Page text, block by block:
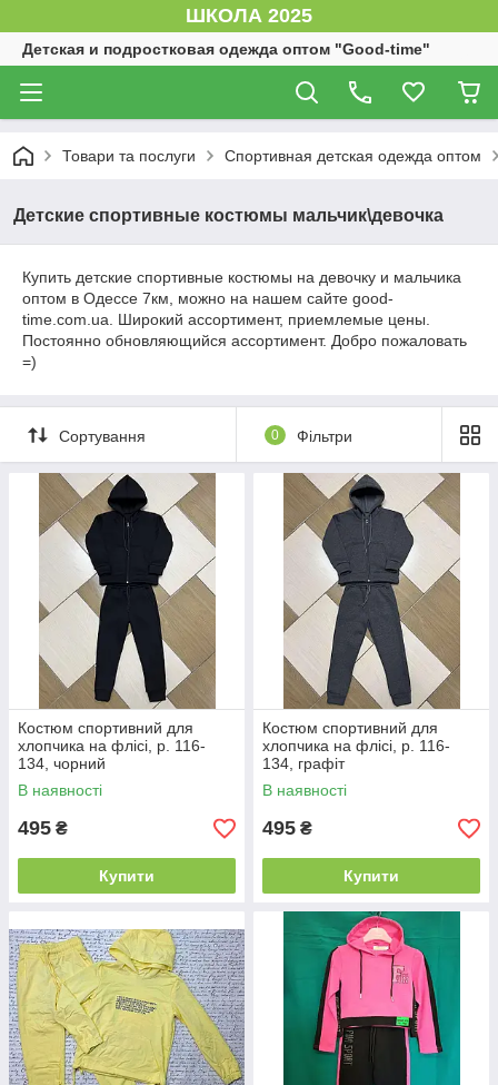
ШКОЛА 2025
Детская и подростковая одежда оптом "Good-time"
Товари та послуги Спортивная детская одежда оптом
Детские спортивные костюмы мальчик\девочка
Купить детские спортивные костюмы на девочку и мальчика
оптом в Одессе 7км, можно на нашем сайте good-
time.com.ua. Широкий ассортимент, приемлемые цены.
Постоянно обновляющийся ассортимент. Добро пожаловать
=)
Сортування 0 Фільтри
Костюм спортивний для
хлопчика на флісі, р. 116-
134, чорний
В наявності
495 ₴
Купити
Костюм спортивний для
хлопчика на флісі, р. 116-
134, графіт
В наявності
495 ₴
Купити